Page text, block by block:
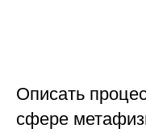
Описать
сфере